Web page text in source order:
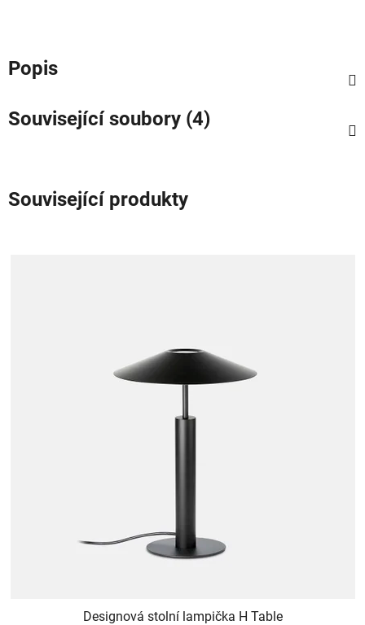
Popis
Související soubory (4)
Související produkty
Designová stolní lampička H Table